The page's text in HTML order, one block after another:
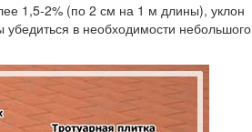
1,5-2% (по 2 см на 1 м длины), уклон
в необходимости небольшого